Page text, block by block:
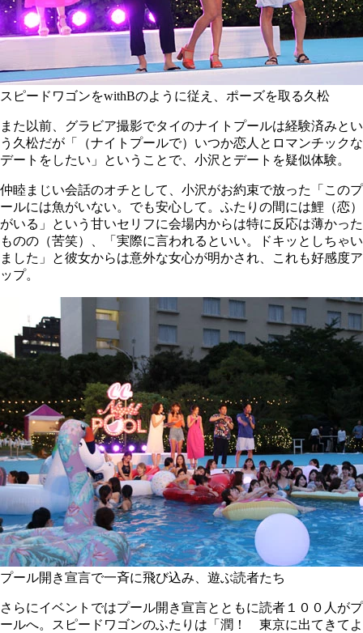
スピードワゴンをwithBのように従え、ポーズを取る久松
また以前、グラビア撮影でタイのナイトプールは経験済みとい
う久松だが「（ナイトプールで）いつか恋人とロマンチックな
デートをしたい」ということで、小沢とデートを疑似体験。
仲睦まじい会話のオチとして、小沢がお約束で放った「このプ
ールには魚がいない。でも安心して。ふたりの間には鯉（恋）
がいる」という甘いセリフに会場内からは特に反応は薄かった
ものの（苦笑）、「実際に言われるといい。ドキッとしちゃい
ました」と彼女からは意外な女心が明かされ、これも好感度ア
ップ。
プール開き宣言で一斉に飛び込み、遊ぶ読者たち
さらにイベントではプール開き宣言とともに読者１００人がプ
ールへ。スピードワゴンのふたりは「潤！ 東京に出てきてよ